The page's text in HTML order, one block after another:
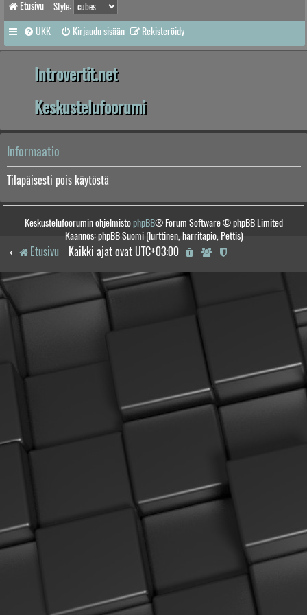
Etusivu Style:
UKK Kirjaudu sisään Rekisteröidy
Introvertit.net
Keskustelufoorumi
Informaatio
Tilapäisesti pois käytöstä
Keskustelufoorumin ohjelmistophpBB® Forum Software © phpBB Limited
Käännös: phpBB Suomi (lurttinen, harritapio, Pettis)
Etusivu Kaikki ajat ovat UTC+03:00